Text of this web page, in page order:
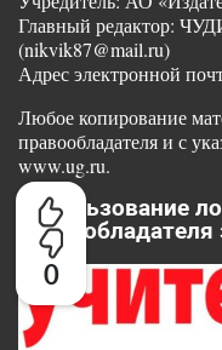
0
Главный редактор:
(nikvik87@mail.ru)
Адрес электронной
Любое копирование
правообладателя и с
www.ug.ru.
Использование